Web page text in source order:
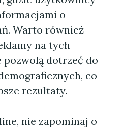
o
Warto również
na tych
dotrzeć do
co
rezultaty.
nie zapominaj o